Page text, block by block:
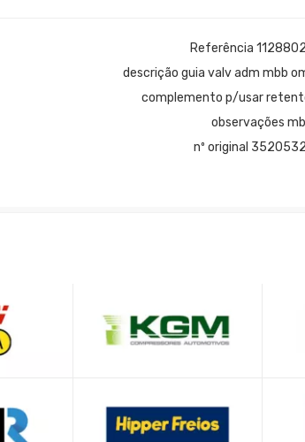
Referência
descrição guia valv adm mbb
complemento p/usar
observações
nº original